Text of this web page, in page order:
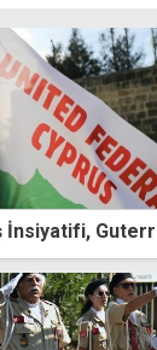
İnsiyatifi,